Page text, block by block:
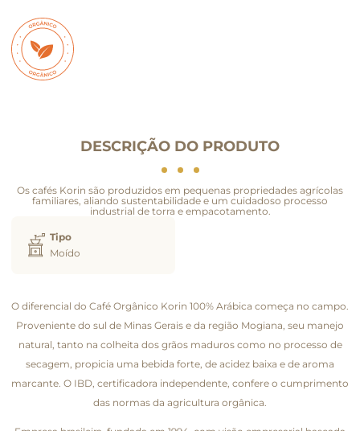
DESCRIÇÃO DO PRODUTO
Os cafés Korin são produzidos em pequenas propriedades agrícolas
familiares, aliando sustentabilidade e um cuidadoso processo
industrial de torra e empacotamento.
Tipo
Moído
O diferencial do Café Orgânico Korin 100% Arábica começa no campo.
Proveniente do sul de Minas Gerais e da região Mogiana, seu manejo
natural, tanto na colheita dos grãos maduros como no processo de
secagem, propicia uma bebida forte, de acidez baixa e de aroma
marcante. O IBD, certificadora independente, confere o cumprimento
das normas da agricultura orgânica.